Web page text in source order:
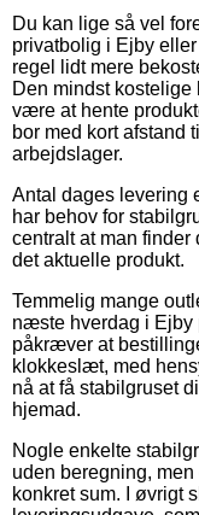
Du kan lige så vel
privatbolig i Ejby
regel lidt mere
Den mindst kostelige
være at hente
bor med kort afstand
arbejdslager.
Antal dages levering
har behov for
centralt at man finder
det aktuelle produkt.
Temmelig mange
næste hverdag i Ejby
påkræver at
klokkeslæt, med
nå at få stabilgruset
hjemad.
Nogle enkelte
uden beregning,
konkret sum. I øvrigt